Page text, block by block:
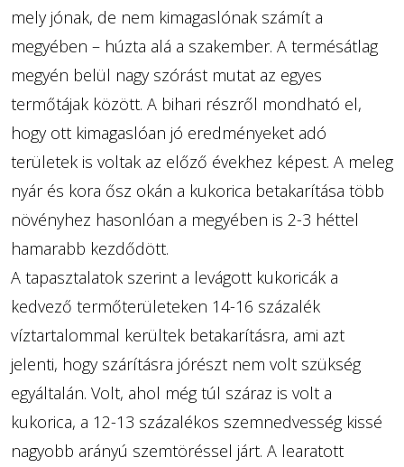
mely jónak, de nem kimagaslónak számít a
megyében – húzta alá a szakember. A termésátlag
megyén belül nagy szórást mutat az egyes
termőtájak között. A bihari részről mondható el,
hogy ott kimagaslóan jó eredményeket adó
területek is voltak az előző évekhez képest. A meleg
nyár és kora ősz okán a kukorica betakarítása több
növényhez hasonlóan a megyében is 2-3 héttel
hamarabb kezdődött.
A tapasztalatok szerint a levágott kukoricák a
kedvező termőterületeken 14-16 százalék
víztartalommal kerültek betakarításra, ami azt
jelenti, hogy szárításra jórészt nem volt szükség
egyáltalán. Volt, ahol még túl száraz is volt a
kukorica, a 12-13 százalékos szemnedvesség kissé
nagyobb arányú szemtöréssel járt. A learatott